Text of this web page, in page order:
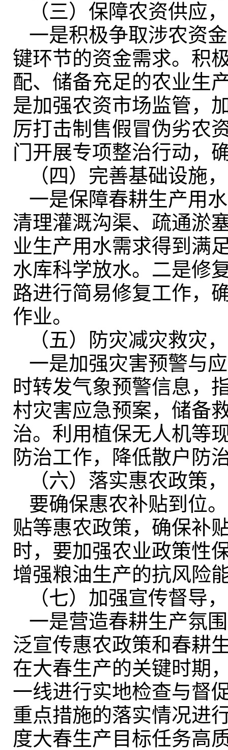
（三）保障农资供应，
一是积极争取涉农资
键环节的资金需求。积
配、储备充足的农业生
是加强农资市场监管，
厉打击制售假冒伪劣农
门开展专项整治行动，
（四）完善基础设施，
一是保障春耕生产用水
清理灌溉沟渠、疏通淤
业生产用水需求得到满
水库科学放水。 二是修
路进行简易修复工作，
作业。
（五）防灾减灾救灾 ，
一是加强灾害预警与
时转发气象预警信息，
村灾害应急预案，储备
治。利用植保无人机等
防治工作，
降低散户防
（六）落实惠农政策，
要确保惠农补贴到位。
贴等惠农政策，确保补
时，要加强农业政策性
增强粮油生产的抗风险
（七）加强宣传督导，
一是营造春耕生产氛围
泛宣传惠农政策和春耕
在大春生产的关键时期
一线进行实地检查与督
重点措施的落实情况进
度大春生产目标任务高